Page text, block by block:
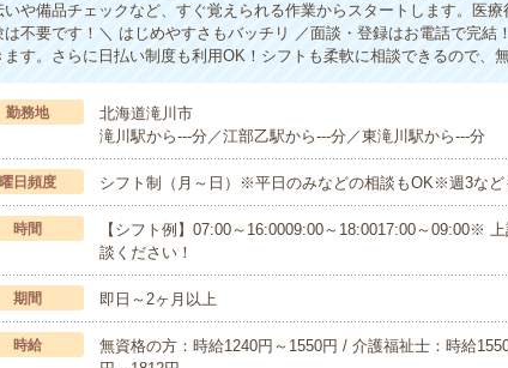
いや備品チェックなど、すぐ覚えられる作業からスタートします。医
は不要です！＼ はじめやすさもバッチリ ／面談・登録はお電話で完結
ます。さらに日払い制度も利用OK！シフトも柔軟に相談できるので、
勤務地
北海道滝川市
滝川駅から---分／江部乙駅から---分／東滝川駅から---分
曜日頻度 シフト制（月～日）※平日のみなどの相談もOK※週3など
時間
【シフト例】07:00～16:0009:00～18:0017:00～09:00※
談ください！
期間 即日～2ヶ月以上
時給
無資格の方：時給1240円～1550円 / 介護福祉士：時給